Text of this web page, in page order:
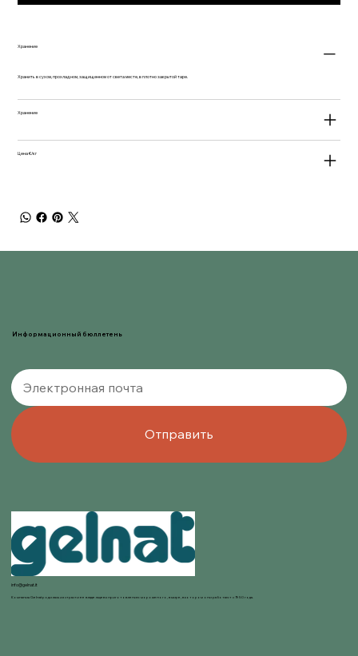
Хранение
Хранить в сухом, прохладном, защищенном от света месте, в плотно закрытой таре.
Хранение
Цена €/кг
Информационный бюллетень
Отправить
info@gelnat.it
Компания Gelnat родилась из страсти ее владельцев к приготовлению мороженого, в мире, в котором они работают с 1950 года.